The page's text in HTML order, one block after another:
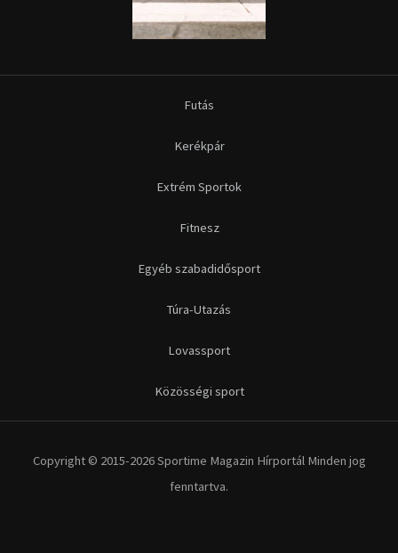
Futás
Kerékpár
Extrém Sportok
Fitnesz
Egyéb szabadidősport
Túra-Utazás
Lovassport
Közösségi sport
Copyright © 2015-2026 Sportime Magazin Hírportál Minden jog
fenntartva.